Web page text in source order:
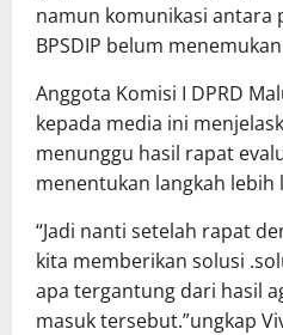
namun komunikasi antara
BPSDIP belum
Anggota Komisi I DPRD
kepada media ini
menunggu hasil rapat
menentukan langkah lebih
“Jadi nanti setelah rapat
kita memberikan solusi
apa tergantung dari hasil
masuk tersebut.”ungkap